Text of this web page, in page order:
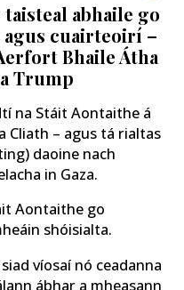
abhaile go
cuairteoirí –
Bhaile Átha
Trump
na Stáit Aontaithe á
Cliath – agus tá rialtas
daoine nach
in Gaza.
Aontaithe go
shóisialta.
víosaí nó ceadanna
ábhar a mheasann